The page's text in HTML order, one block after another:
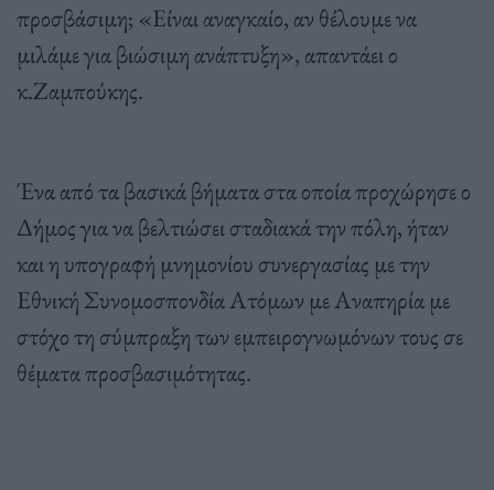
προσβάσιμη; «Είναι αναγκαίο, αν θέλουμε να
μιλάμε για βιώσιμη ανάπτυξη», απαντάει ο
κ.Ζαμπούκης.
Ένα από τα βασικά βήματα στα οποία προχώρησε ο
Δήμος για να βελτιώσει σταδιακά την πόλη, ήταν
και η υπογραφή μνημονίου συνεργασίας με την
Εθνική Συνομοσπονδία Ατόμων με Αναπηρία με
στόχο τη σύμπραξη των εμπειρογνωμόνων τους σε
θέματα προσβασιμότητας.